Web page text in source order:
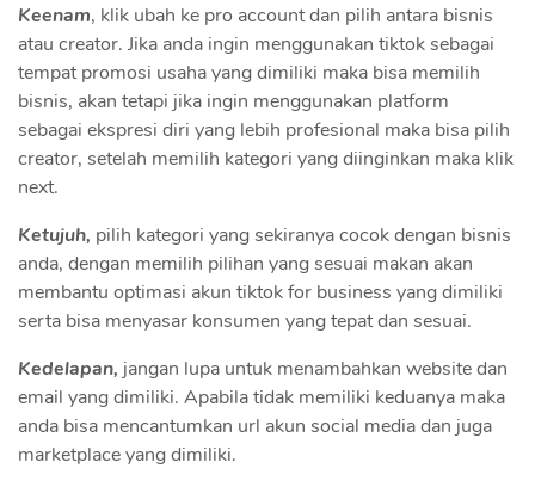
Keenam, klik ubah ke pro account dan pilih antara bisnis
atau creator. Jika anda ingin menggunakan tiktok sebagai
tempat promosi usaha yang dimiliki maka bisa memilih
bisnis, akan tetapi jika ingin menggunakan platform
sebagai ekspresi diri yang lebih profesional maka bisa pilih
creator, setelah memilih kategori yang diinginkan maka klik
next.
Ketujuh, pilih kategori yang sekiranya cocok dengan bisnis
anda, dengan memilih pilihan yang sesuai makan akan
membantu optimasi akun tiktok for business yang dimiliki
serta bisa menyasar konsumen yang tepat dan sesuai.
Kedelapan, jangan lupa untuk menambahkan website dan
email yang dimiliki. Apabila tidak memiliki keduanya maka
anda bisa mencantumkan url akun social media dan juga
marketplace yang dimiliki.